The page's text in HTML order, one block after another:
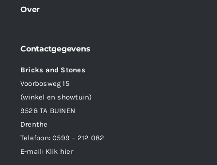
Over
Contactgegevens
Bricks and Stones
Voorbosweg 15
(winkel en showtuin)
9528 TA BUINEN
Drenthe
Telefoon:0599 – 212 082
E-mail: Klik hier